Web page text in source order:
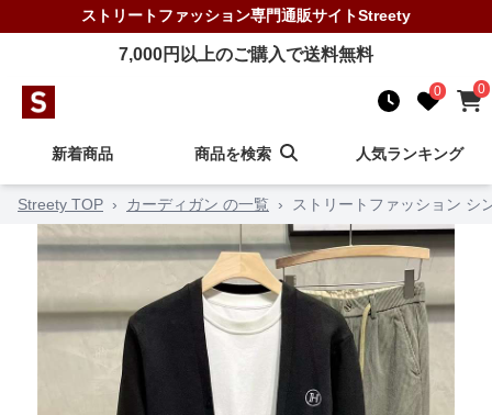
ストリートファッション専門通販サイトStreety
7,000円以上のご購入で送料無料
0 0
新着商品 商品を検索 人気ランキング
Streety TOP › カーディガン の一覧 › ストリートファッション シ